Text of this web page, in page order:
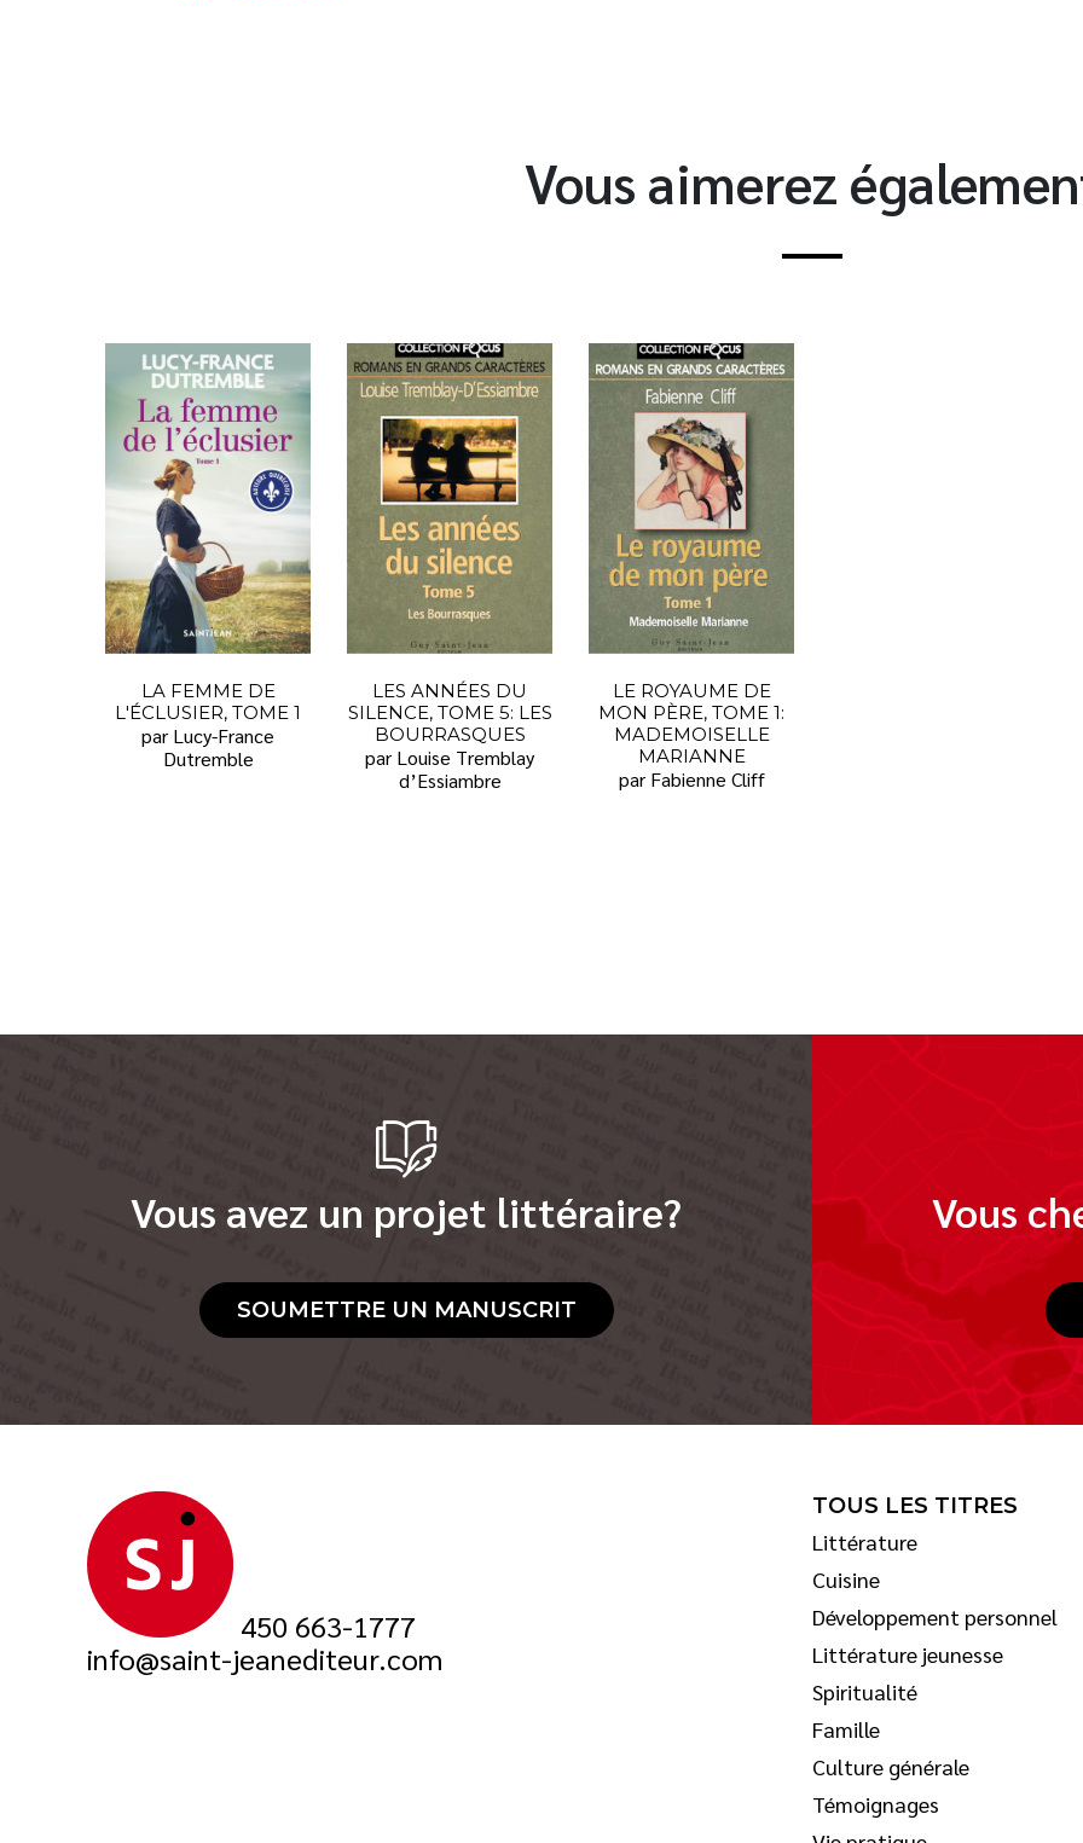
Vous aimerez
LA FEMME DE
L'ÉCLUSIER, TOME 1
par Lucy-France
Dutremble
LES ANNÉES DU
SILENCE, TOME 5: LES
BOURRASQUES
par Louise Tremblay
d’Essiambre
LE ROYAUME DE
MON PÈRE, TOME 1:
MADEMOISELLE
MARIANNE
par Fabienne Cliff
Vous avez un projet littéraire?
SOUMETTRE UN MANUSCRIT
Vous
450 663-1777
info@saint-jeanediteur.com
TOUS LES TITRES
Littérature
Cuisine
Développement personnel
Littérature jeunesse
Spiritualité
Famille
Culture générale
Témoignages